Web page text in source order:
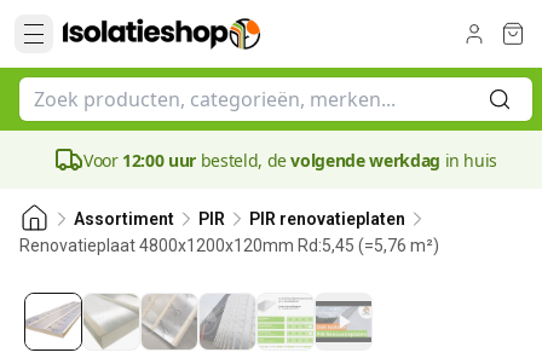
Voor 12:00 uur besteld, devolgende werkdag in huis
Assortiment PIR
PIR renovatieplaten
Renovatieplaat 4800x1200x120mm Rd:5,45 (=5,76 m²)120 mm